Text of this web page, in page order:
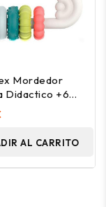
Mordedor
Didactico +6
3 1Ud
AL CARRITO